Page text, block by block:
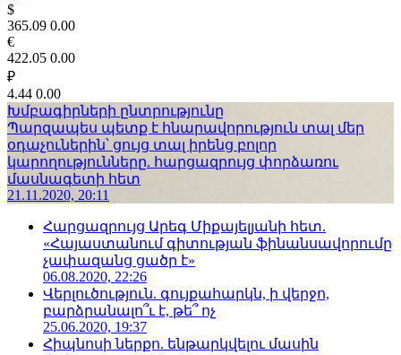
$
365.09 0.00
€
422.05 0.00
₽
4.44 0.00
Խմբագիրների ընտրությունը
Պարզապես պետք է հնարավորություն տալ մեր
օդաչուներին՝ ցույց տալ իրենց բոլոր
կարողությունները. հարցազրույց փորձառու
մասնագետի հետ
21.11.2020, 20:11
Հարցազրույց Արեգ Միքայելյանի հետ.
«Հայաստանում գիտության ֆինանսավորումը
չափազանց ցածր է»
06.08.2020, 22:26
Վերլուծություն. գույքահարկն, ի վերջո,
բարձրանալո՞ւ է, թե՞ ոչ
25.06.2020, 19:37
Հիպնոսի ներքո. ենթարկվելու մասին